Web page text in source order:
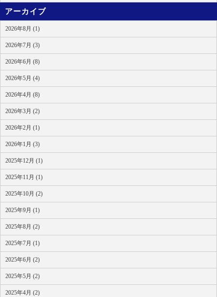
アーカイブ
2026年8月 (1)
2026年7月 (3)
2026年6月 (8)
2026年5月 (4)
2026年4月 (8)
2026年3月 (2)
2026年2月 (1)
2026年1月 (3)
2025年12月 (1)
2025年11月 (1)
2025年10月 (2)
2025年9月 (1)
2025年8月 (2)
2025年7月 (1)
2025年6月 (2)
2025年5月 (2)
2025年4月 (2)